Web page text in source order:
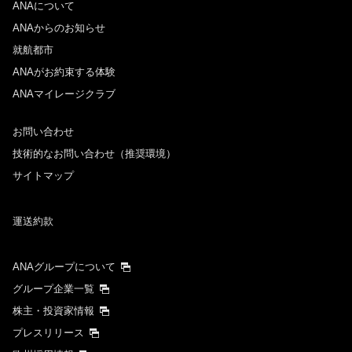
ANAについて
ANAからのお知らせ
就航都市
ANAがお約束する体験
ANAマイレージクラブ
お問い合わせ
技術的なお問い合わせ（推奨環境）
サイトマップ
運送約款
ANAグループについて
グループ企業一覧
株主・投資家情報
プレスリリース